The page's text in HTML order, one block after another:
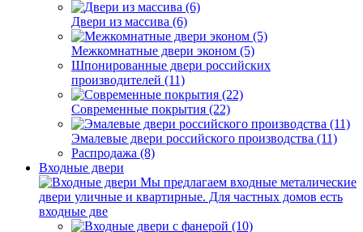
Двери из массива (6)
Межкомнатные двери эконом (5)
Шпонированные двери российских
производителей (11)
Современные покрытия (22)
Эмалевые двери российского производства (11)
Распродажа (8)
Входные двери
Мы предлагаем входные металические
двери уличные и квартирные. Для частных домов есть
входные две